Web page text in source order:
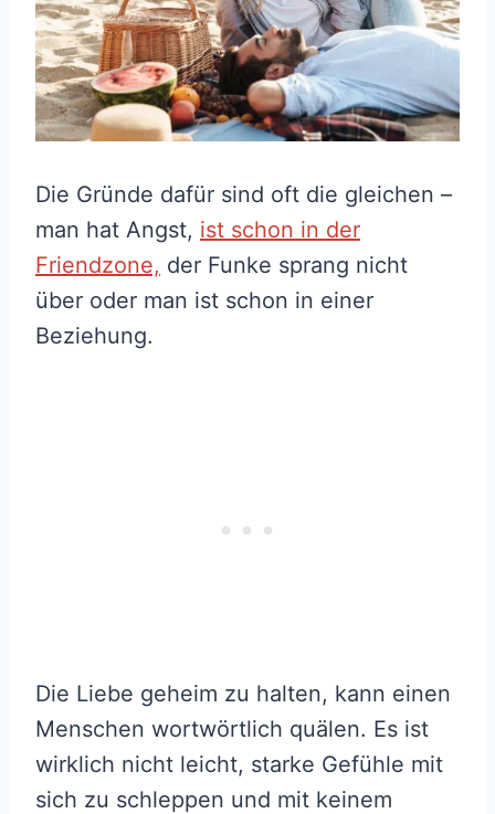
Die Gründe dafür sind oft die gleichen –
man hat Angst, ist schon in der
Friendzone, der Funke sprang nicht
über oder man ist schon in einer
Beziehung.
Die Liebe geheim zu halten, kann einen
Menschen wortwörtlich quälen. Es ist
wirklich nicht leicht, starke Gefühle mit
sich zu schleppen und mit keinem